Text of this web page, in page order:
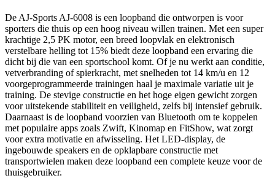
De AJ-Sports AJ-6008 is een loopband die ontworpen is voor
sporters die thuis op een hoog niveau willen trainen. Met een super
krachtige 2,5 PK motor, een breed loopvlak en elektronisch
verstelbare helling tot 15% biedt deze loopband een ervaring die
dicht bij die van een sportschool komt. Of je nu werkt aan conditie,
vetverbranding of spierkracht, met snelheden tot 14 km/u en 12
voorgeprogrammeerde trainingen haal je maximale variatie uit je
training. De stevige constructie en het hoge eigen gewicht zorgen
voor uitstekende stabiliteit en veiligheid, zelfs bij intensief gebruik.
Daarnaast is de loopband voorzien van Bluetooth om te koppelen
met populaire apps zoals Zwift, Kinomap en FitShow, wat zorgt
voor extra motivatie en afwisseling. Het LED-display, de
ingebouwde speakers en de opklapbare constructie met
transportwielen maken deze loopband een complete keuze voor de
thuisgebruiker.